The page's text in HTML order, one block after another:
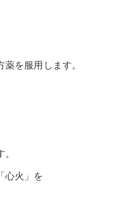
を服用します。
心火」を